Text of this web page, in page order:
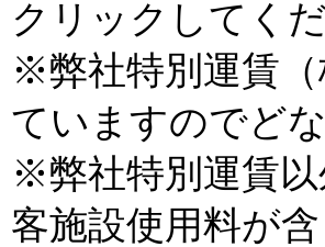
クリックしてく
※弊社特別運賃
ていますのでど
※弊社特別運賃
客施設使用料が